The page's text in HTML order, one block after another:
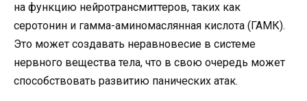
на функцию нейротрансмиттеров, таких как
серотонин и гамма-аминомаслянная кислота (ГАМК).
Это может создавать неравновесие в системе
нервного вещества тела, что в свою очередь может
способствовать развитию панических атак.